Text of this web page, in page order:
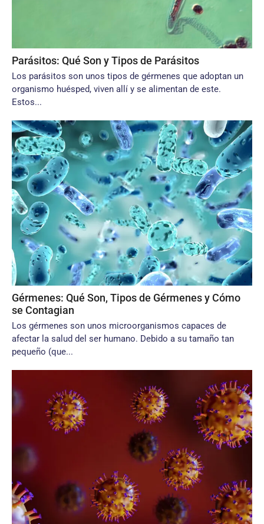
Parásitos: Qué Son y Tipos de Parásitos
Los parásitos son unos tipos de gérmenes que adoptan un
organismo huésped, viven allí y se alimentan de este.
Estos...
Gérmenes: Qué Son, Tipos de Gérmenes y Cómo
se Contagian
Los gérmenes son unos microorganismos capaces de
afectar la salud del ser humano. Debido a su tamaño tan
pequeño (que...